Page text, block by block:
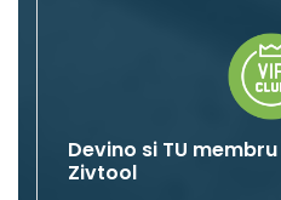
Devino si TU
Zivtool